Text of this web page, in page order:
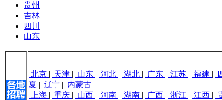
贵州
吉林
四川
山东
北京 | 天津 | 山东 | 河北 | 湖北 | 广东 | 江苏 | 福建 |
夏 | 辽宁 | 内蒙古
上海 | 重庆 | 山西 | 河南 | 湖南 | 广西 | 浙江 | 江西 |